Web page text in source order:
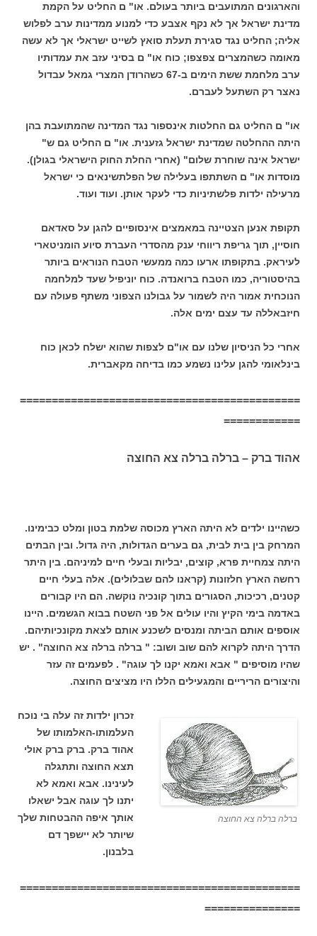
והארגונים המתועבים ביותר בעולם. או" ם החליט על הקמת
מדינת ישראל אך לא נקף אצבע כדי למנוע ממדינות ערב לפלוש
אליה; החליט נגד סגירת תעלת סואץ לשייט ישראלי אך לא עשה
מאומה כשהמצרים צפצפו; כוח או" ם בסיני עזב את עמדותיו
ערב מלחמת ששת הימים ב-67 כשהרודן המצרי גמאל עבדול
נאצר רק השתעל לעברם.
או" ם החליט גם החלטות אינספור נגד המדינה שהמתועבת בהן
היתה ההחלטה שמדינת ישראל גזענית. או" ם החליט גם ש"
ישראל אינה שוחרת שלום" (אחרי החלת החוק הישראלי בגולן).
מוסדות או" ם השתתפו בעלילה של הפלתשינאים כי ישראל
מרעילה ילדות פלשתיניות כדי לעקר אותן. ועוד ועוד.
תקופת אנען הצטיינה במאמצים אינסופיים להגן על סאדאם
חוסיין, תוך גריפת ריווחי ענק מהסדרי העברת סיוע הומניטארי
לעיראק. בתקופתו ארעו כמה ממעשי הטבח הנוראים ביותר
בהיסטוריה, כמו הטבח ברואנדה. כוח יוניפיל שעד למלחמה
הנוכחית אמור היה לשמור על גבולנו הצפוני משתף פעולה עם
חיזבאללה עד עצם ימים אלה.
אחרי כל הניסיון שלנו עם או"ם לצפות שהוא ישלח לכאן כוח
בינלאומי להגן עלינו נשמע כמו בדיחה מקאברית.
============================================
============
אהוד ברק – ברלה ברלה צא החוצה
כשהיינו ילדים לא היתה הארץ מכוסה שלמת בטון ומלט כבימינו.
המרחק בין בית לבית, גם בערים הגדולות, היה גדול. ובין הבתים
היתה צמחיית פרא, קוצים, יבליות ובעלי חיים למיניהם. בין היתר
רחשה הארץ חלזונות (קראנו להם שבלולים). אלה בעלי חיים
קטנים, רכיכות, הסגורים בתוך קונכיה נוקשה. הם היו קבורים
באדמה בימי הקיץ והיו עולים אל פני השטח בבוא הגשמים. היינו
אוספים אותם הביתה ומנסים לשכנע אותם לצאת מקונכיותיהם.
הדרך היתה לקרוא להם שוב ושוב: " ברלה ברלה צא החוצה" . יש
שהיו מוסיפים " אבא ואמא יקנו לך עוגה" . לפעמים זה עזר
והיצורים הריריים והמגעילים הללו היו מציצים החוצה.
ברלה ברלה צא החוצה
זכרון ילדות זה עלה בי נוכח
העלמותו-האלמותו של
אהוד ברק. ברק ברק אולי
תצא החוצה ותתגלה
לעינינו. אבא ואמא לא
יתנו לך עוגה אבל ישאלו
אותך איפה ההבטחות שלך
שיותר לא יישפך דם
בלבנון.
============================================
===============